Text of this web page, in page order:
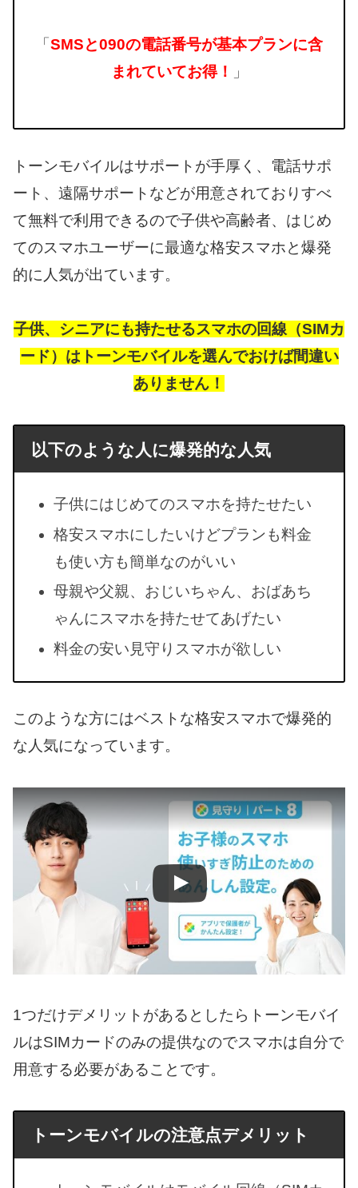
「 SMSと090の電話番号が基本プランに含
まれていてお得！
」
トーンモバイルはサポートが手厚く、電話サポ
ート、遠隔サポートなどが用意されておりすべ
て無料で利用できるので子供や高齢者、はじめ
てのスマホユーザーに最適な格安スマホと爆発
的に人気が出ています。
子供、シニアにも持たせるスマホの回線（SIMカ
ード）はトーンモバイルを選んでおけば間違い
ありません！
以下のような人に爆発的な人気
子供にはじめてのスマホを持たせたい
格安スマホにしたいけどプランも料金
も使い方も簡単なのがいい
母親や父親、おじいちゃん、おばあち
ゃんにスマホを持たせてあげたい
料金の安い見守りスマホが欲しい
このような方にはベストな格安スマホで爆発的
な人気になっています。
1つだけデメリットがあるとしたらトーンモバイ
ルはSIMカードのみの提供なのでスマホは自分で
用意する必要があることです。
トーンモバイルの注意点デメリット